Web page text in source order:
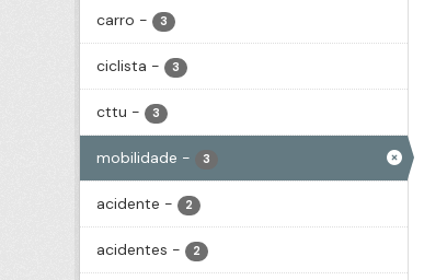
carro - 3
ciclista - 3
cttu - 3
mobilidade - 3
acidente - 2
acidentes - 2